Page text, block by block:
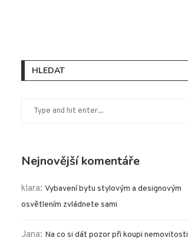
HLEDAT
Nejnovější komentáře
klara: Vybavení bytu stylovým a designovým
osvětlením zvládnete sami
Jana: Na co si dát pozor při koupi nemovitosti